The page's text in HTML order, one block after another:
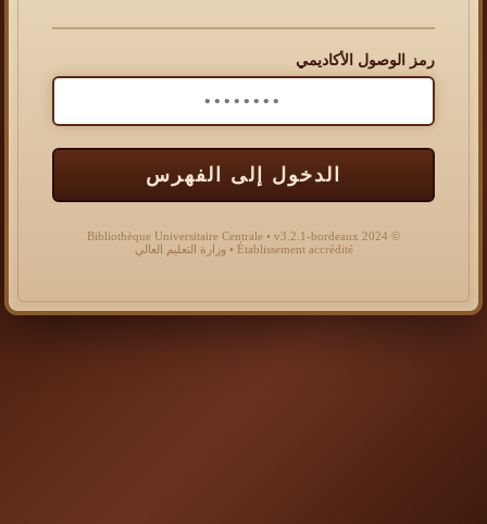
رمز الوصول الأكاديمي
الدخول إلى الفهرس
© 2024 Bibliothèque Universitaire Centrale • v3.2.1-bordeaux
Établissement accrédité • وزارة التعليم العالي